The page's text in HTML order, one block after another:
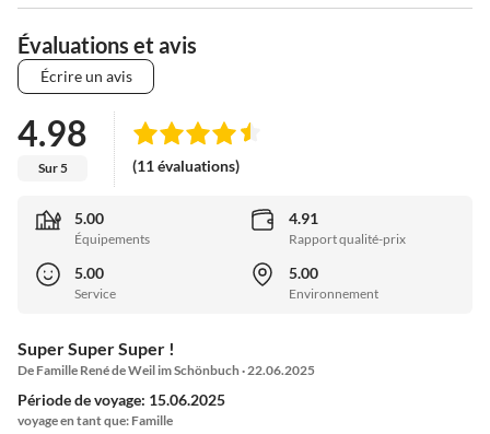
Évaluations et avis
Écrire un avis
4.98
Sur 5 (11 évaluations)
5.00
Équipements
4.91
Rapport qualité-prix
5.00
Service
5.00
Environnement
Super Super Super !
De Famille René de Weil im Schönbuch · 22.06.2025
Période de voyage: 15.06.2025
voyage en tant que: Famille